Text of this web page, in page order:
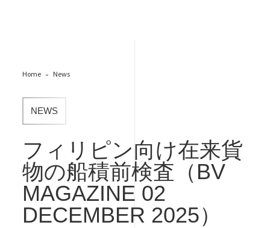
Home News
NEWS
フィリピン向け在来貨
物の船積前検査（BV
MAGAZINE 02
DECEMBER 2025）